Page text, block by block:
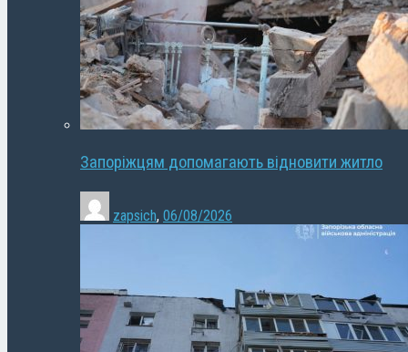
Запоріжцям допомагають відновити житло
zapsich, 06/08/2026